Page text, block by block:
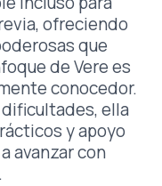
p
p
ofreciendo
que
de Vere es
conocedor.
ella
y apoyo
avanzar con